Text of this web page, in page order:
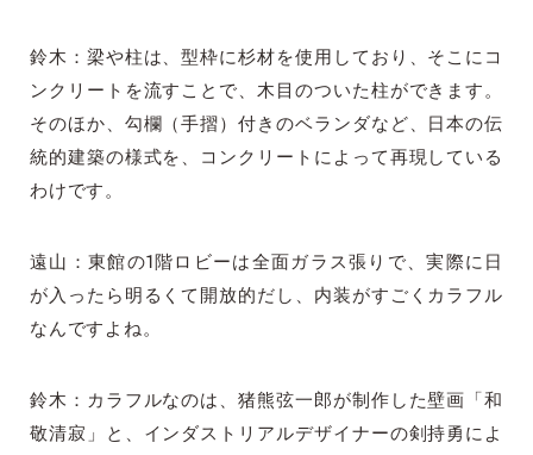
鈴木：梁や柱は、型枠に杉材を使用しており、そこにコ
ンクリートを流すことで、木目のついた柱ができます。
そのほか、勾欄（手摺）付きのベランダなど、日本の伝
統的建築の様式を、コンクリートによって再現している
わけです。
遠山：東館の1階ロビーは全面ガラス張りで、実際に日
が入ったら明るくて開放的だし、内装がすごくカラフル
なんですよね。
鈴木：カラフルなのは、猪熊弦一郎が制作した壁画「和
敬清寂」と、インダストリアルデザイナーの剣持勇によ